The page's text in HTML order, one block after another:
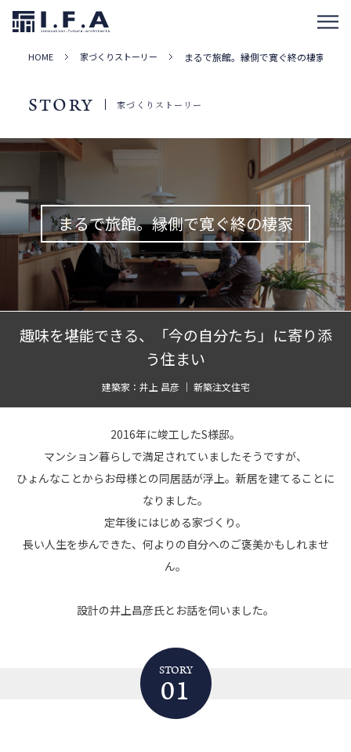
HOME 家づくりストーリー まるで旅館。縁側で寛ぐ終の棲家
STORY 家づくりストーリー
まるで旅館。縁側で寛ぐ終の棲家
趣味を堪能できる、「今の自分たち」に寄り添
う住まい
建築家：井上 昌彦 ｜ 新築注文住宅
2016年に竣工したS様邸。
マンション暮らしで満足されていましたそうですが、
ひょんなことからお母様との同居話が浮上。新居を建てることに
なりました。
定年後にはじめる家づくり。
長い人生を歩んできた、何よりの自分へのご褒美かもしれませ
ん。
設計の井上昌彦氏とお話を伺いました。
STORY
01